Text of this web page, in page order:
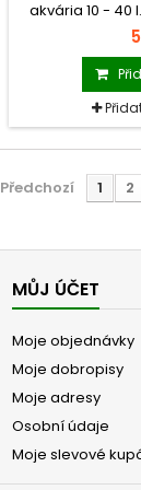
akvária 10 - 40
Předchozí 1 2
MŮJ ÚČET
Moje objednávky
Moje dobropisy
Moje adresy
Osobní údaje
Moje slevové